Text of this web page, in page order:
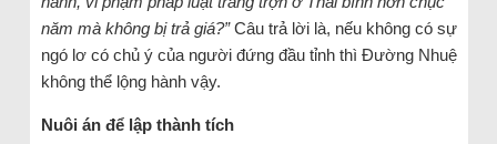
năm mà không bị trả giá?”Câu trả lời là, nếu không có sự
ngó lơ có chủ ý của người đứng đầu tỉnh thì Đường Nhuệ
không thể lộng hành vậy.
Nuôi án để lập thành tích